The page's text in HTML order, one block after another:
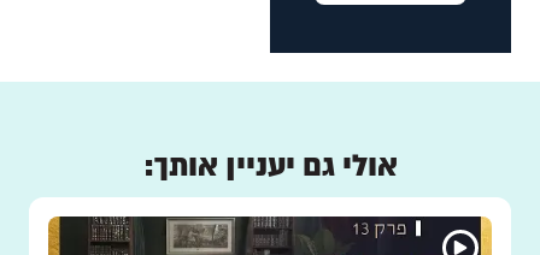
אולי גם יעניין אותך: